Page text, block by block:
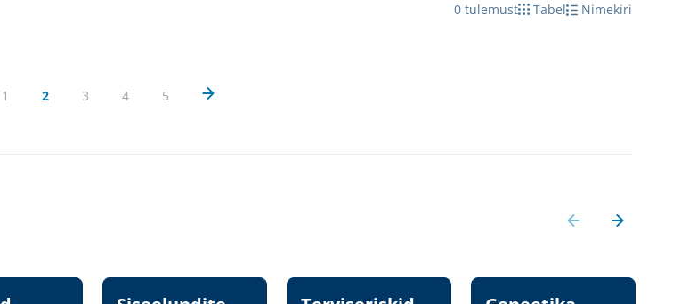
0 tulemust Tabel Nimekiri
1 2 3 4 5